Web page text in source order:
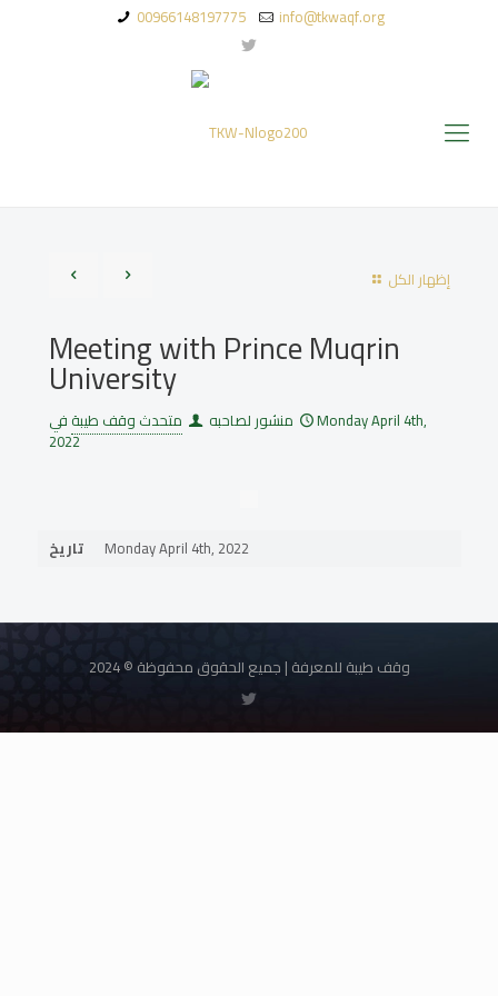
00966148197775 info@tkwaqf.org
إظهار الكل
Meeting with Prince Muqrin
University
منشور لصاحبه متحدث وقف طيبة Monday April 4th,
2022
تاريخ Monday April 4th, 2022
وقف طيبة للمعرفة | جميع الحقوق محفوظة © 2024